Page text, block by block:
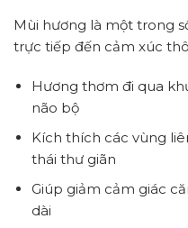
Mùi hương là một trong
trực tiếp đến cảm xúc
Hương thơm đi qua
não bộ
Kích thích các vùng
thái thư giãn
Giúp giảm cảm giác
dài